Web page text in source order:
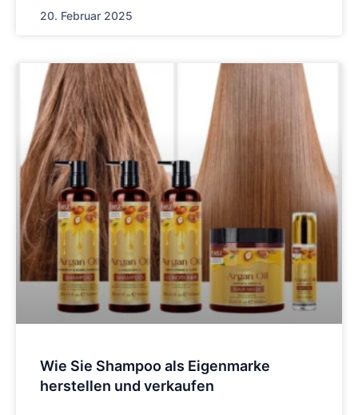
20. Februar 2025
Wie Sie Shampoo als Eigenmarke
herstellen und verkaufen